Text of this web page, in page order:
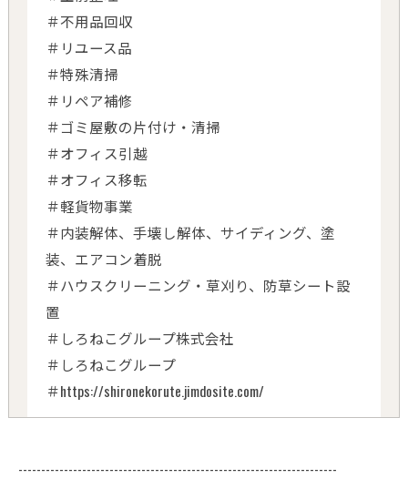
＃不用品回収
＃リユース品
＃特殊清掃
＃リペア補修
＃ゴミ屋敷の片付け・清掃
＃オフィス引越
＃オフィス移転
＃軽貨物事業
＃内装解体、手壊し解体、サイディング、塗
装、エアコン着脱
＃ハウスクリーニング・草刈り、防草シート設
置
＃しろねこグループ株式会社
＃しろねこグループ
＃https://shironekorute.jimdosite.com/
----------------------------------------------------------------------